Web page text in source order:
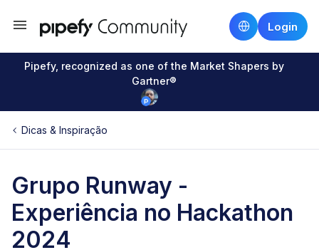
Login
Pipefy, recognized as one of the Market Shapers by
Gartner®
Dicas & Inspiração
Grupo Runway -
Experiência no Hackathon
2024